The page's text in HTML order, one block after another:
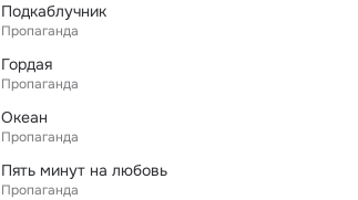
Подкаблучник
Пропаганда
Гордая
Пропаганда
Океан
Пропаганда
Пять минут на любовь
Пропаганда